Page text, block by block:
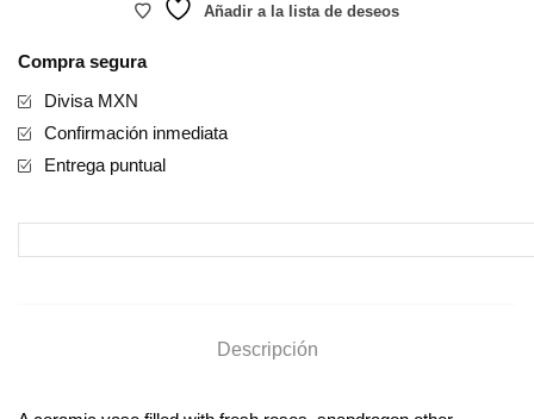
MUM1
cantidad
Añadir a la lista de deseos
Compra segura
Divisa MXN
Confirmación inmediata
Entrega puntual
Descripción